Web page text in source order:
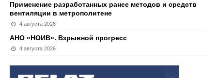
Применение разработанных ранее методов и средств
вентиляции в метрополитене
4 августа 2026
АНО «НОИВ». Взрывной прогресс
4 августа 2026